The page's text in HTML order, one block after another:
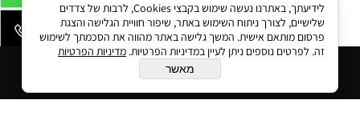
הוסף לסל
לידיעתך, באתרנו נעשה שימוש בקבצי Cookies, לרבות של צדדים
שלישיים, לצורך ניתוח השימוש באתר, שיפור חוויית הגלישה והצגת
פרסום מותאם אישית. המשך גלישה באתר מהווה את הסכמתך לשימוש
זה. לפרטים נוספים ניתן לעיין במדיניות הפרטיות. מדיניות הפרטיות
מאשר